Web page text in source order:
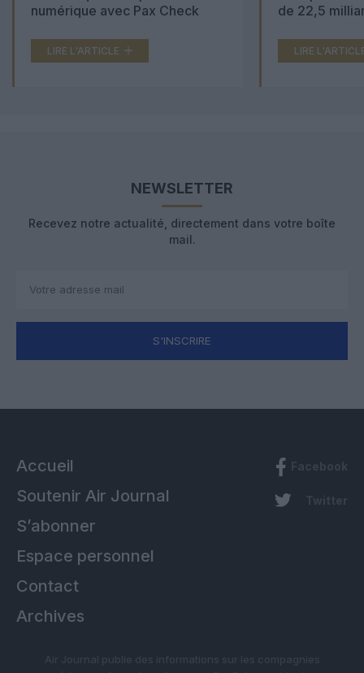
numérique avec Pax Check
LIRE L'ARTICLE
de 22,5
LIRE
NEWSLETTER
Recevez notre actualité, directement dans votre boîte
mail.
S'INSCRIRE
Accueil
Soutenir Air Journal
S’abonner
Espace personnel
Contact
Archives